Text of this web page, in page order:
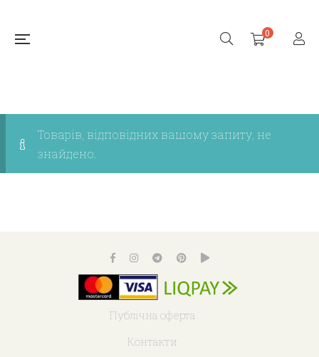
0
Товарів, відповідних вашому запиту, не
знайдено.
Публічна оферта
Контакти